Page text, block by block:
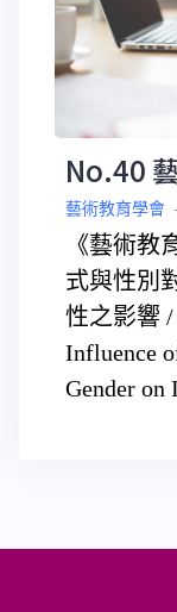
No.40
藝術教育學會
《藝術教
式與性別
性之影響
Influence
Gender on